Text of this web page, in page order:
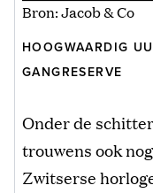
Bron: Jacob & Co
HOOGWAARDIG
GANGRESERVE
Onder de
trouwens ook
Zwitserse